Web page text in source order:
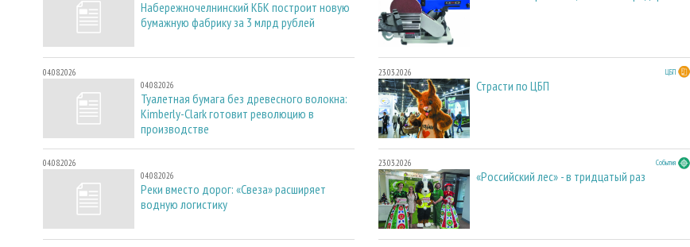
Набережночелнинский КБК построит новую
бумажную фабрику за 3 млрд рублей
04.08.2026
04.08.2026
Туалетная бумага без древесного волокна:
Kimberly-Clark готовит революцию в
производстве
04.08.2026
04.08.2026
Реки вместо дорог: «Свеза» расширяет
водную логистику
23.03.2026 ЦБП
Страсти по ЦБП
23.03.2026 События
«Российский лес» - в тридцатый раз